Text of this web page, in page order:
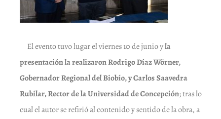
El evento tuvo lugar el viernes 10 de junio yla
presentación la realizaron Rodrigo Díaz Wörner,
Gobernador Regional del Biobío, y Carlos Saavedra
Rubilar, Rector de la Universidad de Concepción; tras lo
cual el autor se refirió al contenido y sentido de la obra, a